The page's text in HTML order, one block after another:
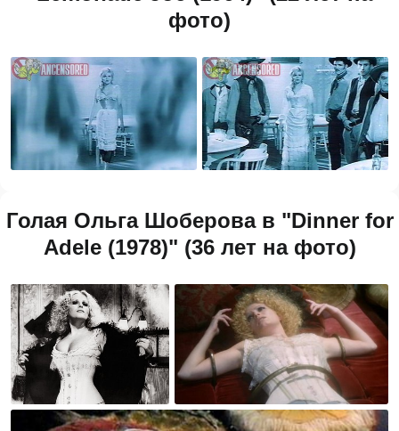
фото)
Голая Ольга Шоберова в "Dinner for
Adele (1978)" (36 лет на фото)